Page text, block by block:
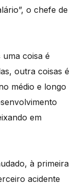
o chefe de
uma coisa é
outra coisas é
médio e longo
em
à primeira
acidente